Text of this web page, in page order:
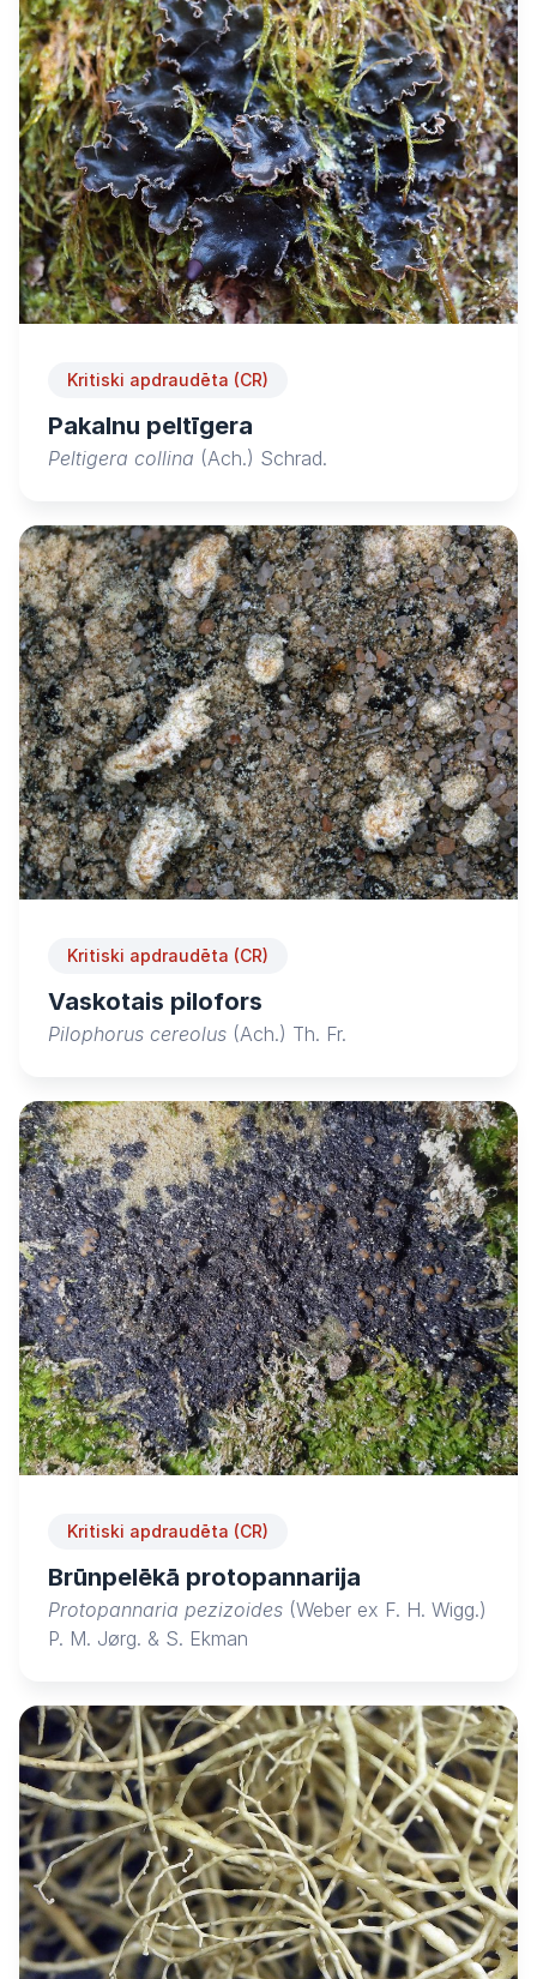
Kritiski apdraudēta (CR)
Pakalnu peltīgera
Peltigera collina (Ach.) Schrad.
Kritiski apdraudēta (CR)
Vaskotais pilofors
Pilophorus cereolus (Ach.) Th. Fr.
Kritiski apdraudēta (CR)
Brūnpelēkā protopannarija
Protopannaria pezizoides (Weber ex F. H. Wigg.)
P. M. Jørg. & S. Ekman